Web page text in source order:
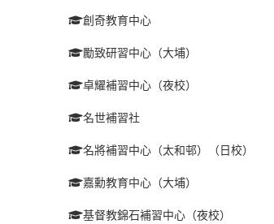
創奇教育中心
勵致研習中心（大埔）
卓耀補習中心（夜校）
名世補習社
名將補習中心（太和邨）（日校）
嘉勳教育中心（大埔）
基督教錦石補習中心（夜校）